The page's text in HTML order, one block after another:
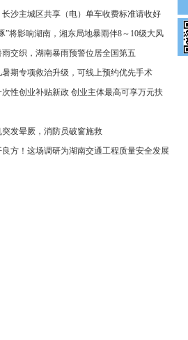
沙主城区共享（电）单车收费标准请收好
”将影响湖南，湘东局地暴雨伴8～10级大风
交织，湖南暴雨预警位居全国第五
期专项救治升级，可线上预约优先手术
性创业补贴新政 创业主体最高可享万元扶
突发晕厥，消防员破窗施救
方！这场调研为湖南交通工程质量安全发展